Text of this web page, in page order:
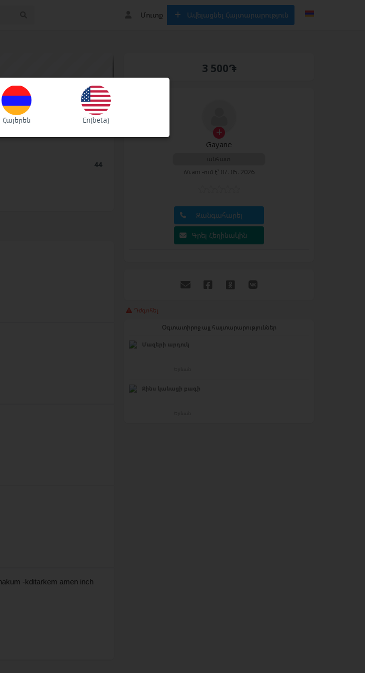
Հայերեն En(beta)
Մուտք Ավելացնել Հայտարարություն
Premium VIP
44
-kditarkem amen inch
3 500֏
Gayane
անհատ
iVi.am -ում է՝ 07. 05. 2026
Զանգահարել
Գրել Հեղինակին
Դժգոհել
Օգտատիրոջ այլ հայտարարություններ
Մազերի արդուկ
Ջինս կանացի բագի